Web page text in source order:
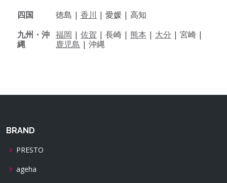
四国
徳島 | 香川 | 愛媛 | 高知
九州・沖
縄
福岡 | 佐賀 | 長崎 | 熊本 | 大分 | 宮崎 |
鹿児島 | 沖縄
BRAND
PRESTO
ageha